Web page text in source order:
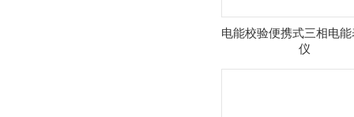
电能校验便携式三相电
仪